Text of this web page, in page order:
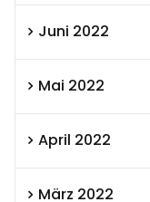
Juni 2022
Mai 2022
April 2022
März 2022